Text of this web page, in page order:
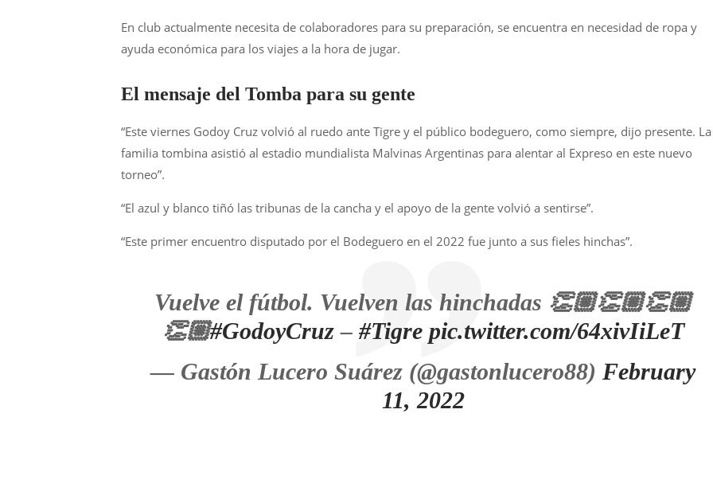
En club actualmente necesita de colaboradores para su preparación, se encuentra en necesidad de ropa y
ayuda económica para los viajes a la hora de jugar.
El mensaje del Tomba para su gente
“Este viernes Godoy Cruz volvió al ruedo ante Tigre y el público bodeguero, como siempre, dijo presente. La
familia tombina asistió al estadio mundialista Malvinas Argentinas para alentar al Expreso en este nuevo
torneo”.
“El azul y blanco tiñó las tribunas de la cancha y el apoyo de la gente volvió a sentirse”.
“Este primer encuentro disputado por el Bodeguero en el 2022 fue junto a sus fieles hinchas”.
Vuelve el fútbol. Vuelven las hinchadas 👏🏼👏🏼👏🏼
👏🏼#GodoyCruz– #Tigre pic.twitter.com/64xivIiLeT
— Gastón Lucero Suárez (@gastonlucero88)February
11, 2022